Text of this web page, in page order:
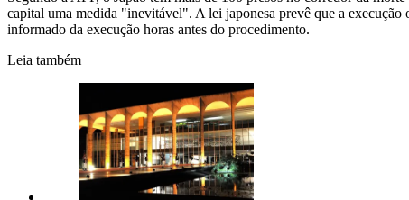
capital uma medida "inevitável". A lei japonesa prevê que a execução
informado da execução horas antes do procedimento.
Leia também